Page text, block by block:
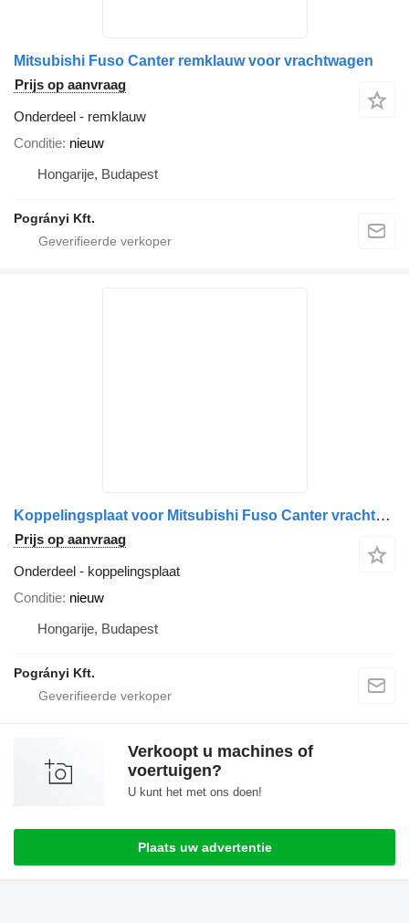
Mitsubishi Fuso Canter remklauw voor vrachtwagen
Prijs op aanvraag
Onderdeel - remklauw
Conditie nieuw
Hongarije, Budapest
Pogrányi Kft.
Koppelingsplaat voor Mitsubishi Fuso Canter vrachtwagen
Prijs op aanvraag
Onderdeel - koppelingsplaat
Conditie nieuw
Hongarije, Budapest
Pogrányi Kft.
Verkoopt u machines of
voertuigen?
U kunt het met ons doen!
Plaats uw advertentie